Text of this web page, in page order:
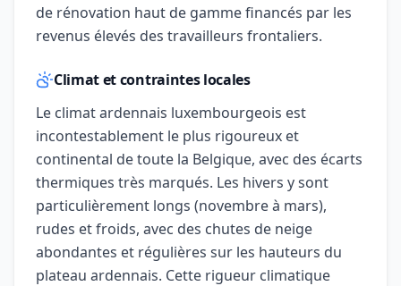
de rénovation haut de gamme financés par les
revenus élevés des travailleurs frontaliers.
Climat et contraintes locales
Le climat ardennais luxembourgeois est
incontestablement le plus rigoureux et
continental de toute la Belgique, avec des écarts
thermiques très marqués. Les hivers y sont
particulièrement longs (novembre à mars),
rudes et froids, avec des chutes de neige
abondantes et régulières sur les hauteurs du
plateau ardennais. Cette rigueur climatique